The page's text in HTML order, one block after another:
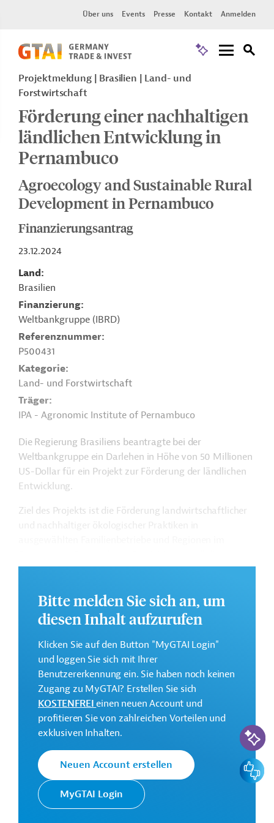
Über uns Events Presse Kontakt Anmelden
Projektmeldung Brasilien
Land- und
Forstwirtschaft
Förderung einer nachhaltigen
ländlichen Entwicklung in
Pernambuco
Agroecology and Sustainable Rural
Development in Pernambuco
Finanzierungsantrag
23.12.2024
Land
Brasilien
Finanzierung
Weltbankgruppe (IBRD)
Referenznummer
P500431
Kategorie
Land- und Forstwirtschaft
Träger
IPA - Agronomic Institute of Pernambuco
Die Regierung Brasiliens beantragte bei der
Weltbankgruppe ein Darlehen in Höhe von 50 Millionen
US-Dollar für ein Projekt zur Förderung der ländlichen
Entwicklung.
Ziel des Projekts ist die Förderung landwirtschaftlicher
Reaktionsfähigkeit auf förderfähige Krisen und Notfälle
Weitere Informationen zu dem Entwicklungsprojekt
finden Sie auf derWebseite der Weltbankgruppe
bereitsteht.
GTAI informiert über die Weltbankgruppe:
Schwerpunkte, Regularien und praktische Hinweise zur
Geschäftsanbahnung.
Gesamtkosten:
62,5 Millionen US-Dollar
Geberbeitrag:
50 Millionen US-Dollar (IBRD, Darlehen; beantragt)
Kontaktadressen
Bitte melden Sie sich an, um
diesen Inhalt aufzurufen
Klicken Sie auf den Button "MyGTAI Login"
und loggen Sie sich mit Ihrer
Benutzererkennung ein. Sie haben noch keinen
Zugang zu MyGTAI? Erstellen Sie sich
KOSTENFREIeinen neuen Account und
profitieren Sie von zahlreichen Vorteilen und
exklusiven Inhalten.
Neuen Account erstellen
MyGTAI Login
KI-